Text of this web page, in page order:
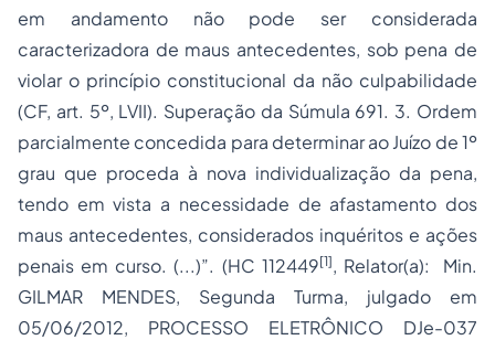
em andamento não pode ser considerada
caracterizadora de maus antecedentes, sob pena de
violar o princípio constitucional da não culpabilidade
(CF, art. 5º, LVII). Superação da Súmula 691. 3. Ordem
parcialmente concedida para determinar ao Juízo de 1º
grau que proceda à nova individualização da pena,
tendo em vista a necessidade de afastamento dos
maus antecedentes, considerados inquéritos e ações
penais em curso. (...)”. (HC 112449[1], Relator(a): Min.
GILMAR MENDES, Segunda Turma, julgado em
05/06/2012, PROCESSO ELETRÔNICO DJe-037